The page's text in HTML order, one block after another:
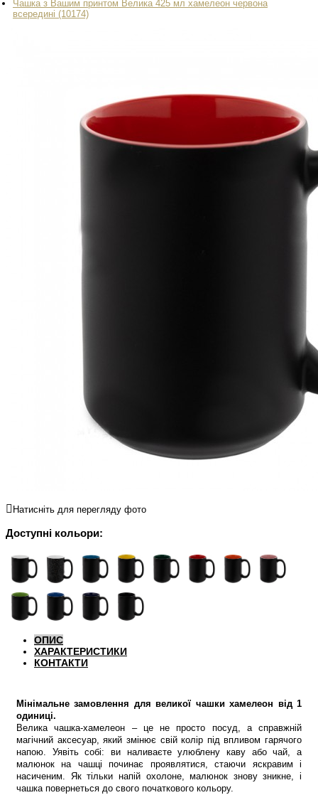
Чашка з Вашим принтом Велика 425 мл хамелеон червона
всередині (10174)
Натисніть для перегляду фото
Доступні кольори:
ОПИС
ХАРАКТЕРИСТИКИ
КОНТАКТИ
Мінімальне замовлення для великої чашки хамелеон від 1
одиниці.
Велика чашка-хамелеон – це не просто посуд, а справжній
магічний аксесуар, який змінює свій колір під впливом гарячого
напою. Уявіть собі: ви наливаєте улюблену каву або чай, а
малюнок на чашці починає проявлятися, стаючи яскравим і
насиченим. Як тільки напій охолоне, малюнок знову зникне, і
чашка повернеться до свого початкового кольору.